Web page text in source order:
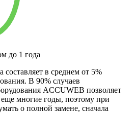
до 1 года
составляет в среднем от 5%
В 90% случаев
ACCUWEB позволяет
еще многие годы, поэтому при
о полной замене, сначала